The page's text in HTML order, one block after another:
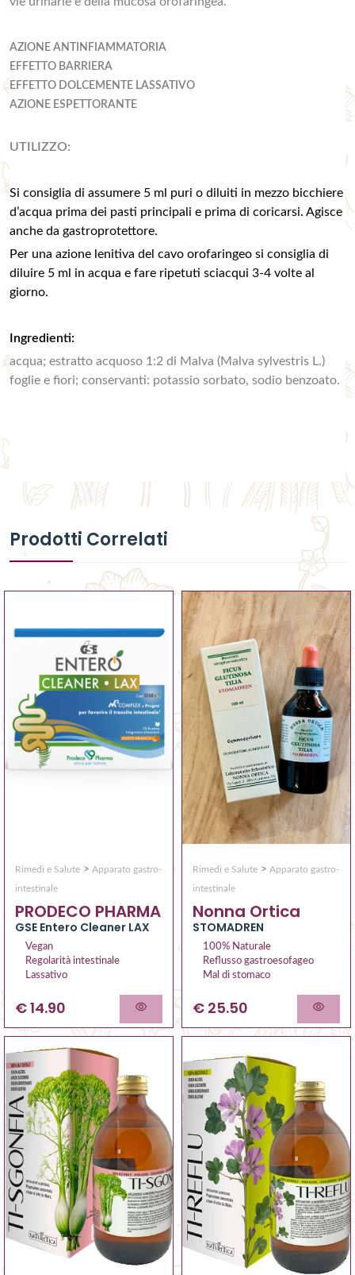
AZIONE ANTINFIAMMATORIA
EFFETTO BARRIERA
EFFETTO DOLCEMENTE LASSATIVO
AZIONE ESPETTORANTE
UTILIZZO:
Si consiglia di assumere 5 ml puri o diluiti in mezzo bicchiere
d’acqua prima dei pasti principali e prima di coricarsi. Agisce
anche da gastroprotettore.
Per una azione lenitiva del cavo orofaringeo si consiglia di
diluire 5 ml in acqua e fare ripetuti sciacqui 3-4 volte al
giorno.
Ingredienti:
acqua; estratto acquoso 1:2 di Malva (Malva sylvestris L.)
foglie e fiori; conservanti: potassio sorbato, sodio benzoato.
Prodotti Correlati
Rimedi e Salute > Apparato gastro-
intestinale
PRODECO PHARMA
GSE Entero Cleaner LAX
Vegan
Regolarità intestinale
Lassativo
€ 14.90
Rimedi e Salute > Apparato gastro-
intestinale
Nonna Ortica
STOMADREN
100% Naturale
Reflusso gastroesofageo
Mal di stomaco
€ 25.50